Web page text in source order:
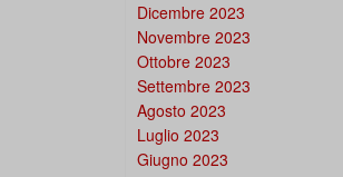
Dicembre 2023
Novembre 2023
Ottobre 2023
Settembre 2023
Agosto 2023
Luglio 2023
Giugno 2023